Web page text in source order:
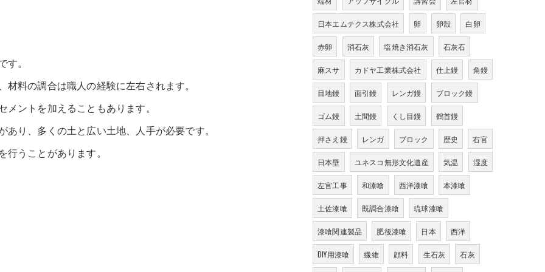
。
料の調合は職人の経験に左右されます。
ントを加えることもあります。
り、多くの土と広い土地、人手が必要です。
うことがあります。
日本エムテクス株式会社 卵 卵殻 白卵
赤卵 消石灰 塩焼き消石灰 石灰石
麻スサ カドヤ工業株式会社 仕上鏝 角鏝
目地鏝 面引鏝 レンガ鏝 ブロック鏝
ゴム鏝 土間鏝 くし目鏝 鶴首鏝
押さえ鏝 レンガ ブロック 歴史 右官
日本壁 ユネスコ無形文化遺産 気温 湿度
左官工事 和漆喰 西洋漆喰 本漆喰
土佐漆喰 既調合漆喰 琉球漆喰
漆喰関連製品 肥後漆喰 日本 西洋
DIY用漆喰 繊維 顔料 生石灰 石灰